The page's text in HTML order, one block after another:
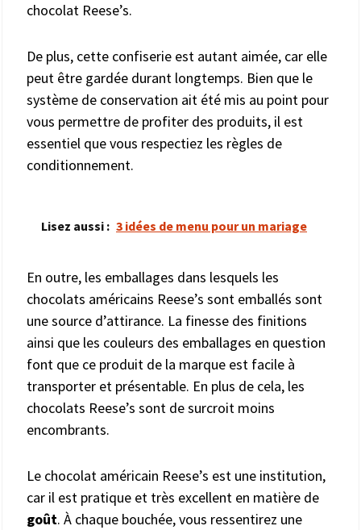
chocolat Reese’s.
De plus, cette confiserie est autant aimée, car elle
peut être gardée durant longtemps. Bien que le
système de conservation ait été mis au point pour
vous permettre de profiter des produits, il est
essentiel que vous respectiez les règles de
conditionnement.
Lisez aussi : 3 idées de menu pour un mariage
En outre, les emballages dans lesquels les
chocolats américains Reese’s sont emballés sont
une source d’attirance. La finesse des finitions
ainsi que les couleurs des emballages en question
font que ce produit de la marque est facile à
transporter et présentable. En plus de cela, les
chocolats Reese’s sont de surcroit moins
encombrants.
Le chocolat américain Reese’s est une institution,
car il est pratique et très excellent en matière de
goût. À chaque bouchée, vous ressentirez une